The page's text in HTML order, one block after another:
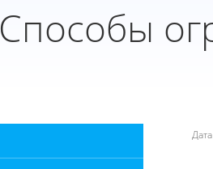
Способы